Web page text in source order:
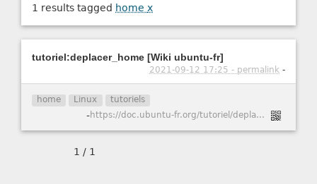
1 results tagged home x
tutoriel:deplacer_home [Wiki ubuntu-fr]
2021-09-12 17:25 - permalink -
home Linux tutoriels
- https://doc.ubuntu-fr.org/tutoriel/deplacer_home
1 / 1